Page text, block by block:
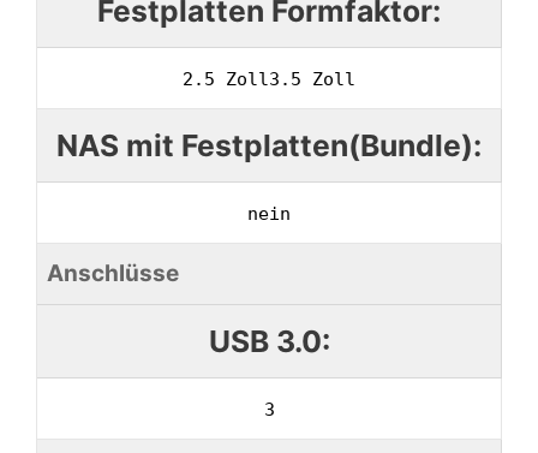
Festplatten Formfaktor:
2.5 Zoll3.5 Zoll
NAS mit Festplatten(Bundle):
nein
Anschlüsse
USB 3.0:
3